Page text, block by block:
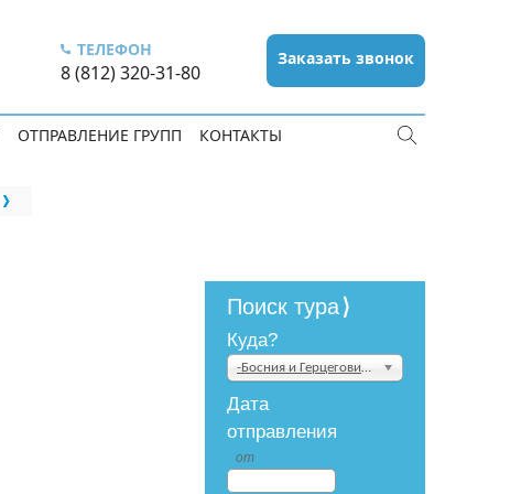
ТЕЛЕФОН
8 (812) 320-31-80
Заказать звонок
ОТПРАВЛЕНИЕ ГРУПП КОНТАКТЫ
Поиск тура
Куда?
-Босния и Герцеговина
Дата
отправления
от